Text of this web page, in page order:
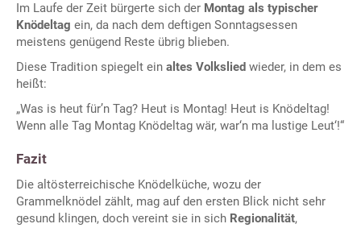
Im Laufe der Zeit bürgerte sich der Montag als typischer
Knödeltag ein, da nach dem deftigen Sonntagsessen
meistens genügend Reste übrig blieben.
Diese Tradition spiegelt ein altes Volkslied wieder, in dem es
heißt:
„Was is heut für’n Tag? Heut is Montag! Heut is Knödeltag!
Wenn alle Tag Montag Knödeltag wär, war‘n ma lustige Leut‘!“
Fazit
Die altösterreichische Knödelküche, wozu der
Grammelknödel zählt, mag auf den ersten Blick nicht sehr
gesund klingen, doch vereint sie in sich Regionalität,